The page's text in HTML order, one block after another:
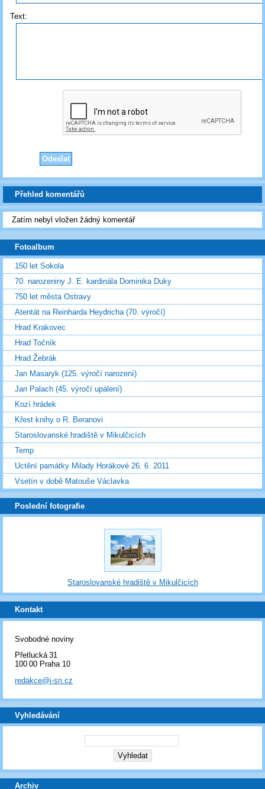
Text:
Přehled komentářů
Zatím nebyl vložen žádný komentář
Fotoalbum
150 let Sokola
70. narozeniny J. E. kardinála Dominika Duky
750 let města Ostravy
Atentát na Reinharda Heydricha (70. výročí)
Hrad Krakovec
Hrad Točník
Hrad Žebrák
Jan Masaryk (125. výročí narození)
Jan Palach (45. výročí upálení)
Kozí hrádek
Křest knihy o R. Beranovi
Staroslovanské hradiště v Mikulčicích
Temp
Uctění památky Milady Horákové 26. 6. 2011
Vsetín v době Matouše Václavka
Poslední fotografie
Staroslovanské hradiště v Mikulčicích
Kontakt
Svobodné noviny
Přetlucká 31
100 00 Praha 10
redakce@i-sn.cz
Vyhledávání
Archiv